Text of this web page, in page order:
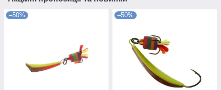
–50% –50%